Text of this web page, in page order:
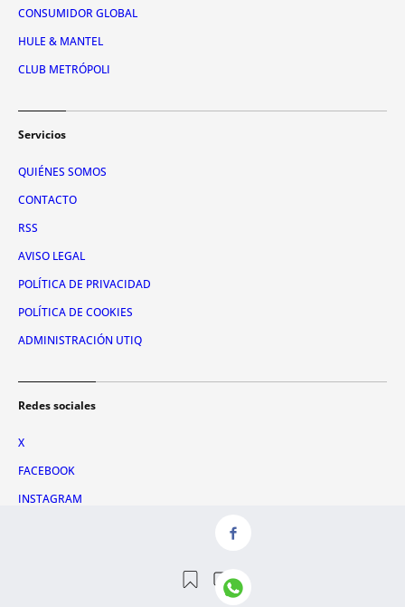
CONSUMIDOR GLOBAL
HULE & MANTEL
CLUB METRÓPOLI
Servicios
QUIÉNES SOMOS
CONTACTO
RSS
AVISO LEGAL
POLÍTICA DE PRIVACIDAD
POLÍTICA DE COOKIES
ADMINISTRACIÓN UTIQ
Redes sociales
X
FACEBOOK
INSTAGRAM